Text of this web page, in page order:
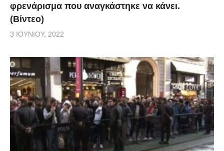
φρενάρισμα που αναγκάστηκε να κάνει.
(Βίντεο)
3 ΙΟΥΝΊΟΥ, 2022